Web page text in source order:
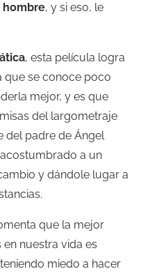
hombre, y si eso, le
, esta película logra
que se conoce poco
mejor, y es que
del largometraje
del padre de Ángel
a un
y dándole lugar a
que la mejor
nuestra vida es
miedo a hacer